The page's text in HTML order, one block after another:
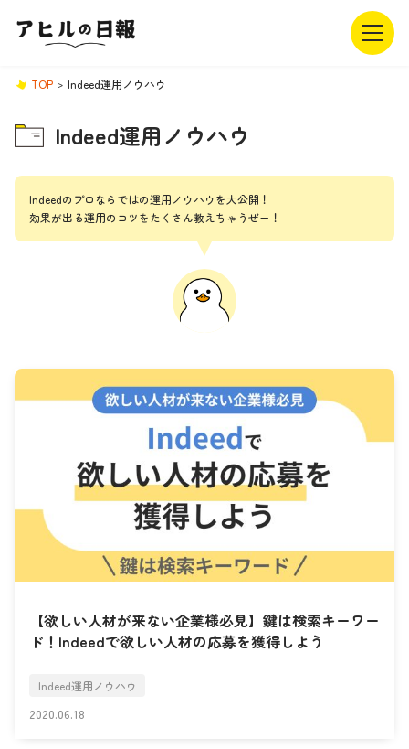
TOP Indeed運用ノウハウ
Indeed運用ノウハウ
Indeedのプロならではの運用ノウハウを大公開！
効果が出る運用のコツをたくさん教えちゃうぜー！
【欲しい人材が来ない企業様必見】鍵は検索キーワー
ド！Indeedで欲しい人材の応募を獲得しよう
Indeed運用ノウハウ
2020.06.18